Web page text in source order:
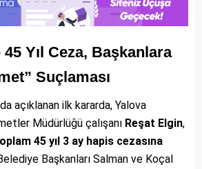
45 Yıl Ceza, Başkanlara
Suçlaması
açıklanan ilk kararda, Yalova
Müdürlüğü çalışanı Reşat Elgin,
45 yıl 3 ay hapis cezasına
Başkanları Salman ve Koçal